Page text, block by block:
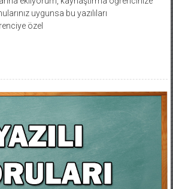
uygunsa bu yazılıları
özel